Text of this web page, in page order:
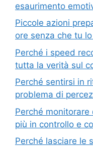
esaurimento
Piccole azioni
ore senza che tu
Perché i speed
tutta la verità sul
Perché sentirsi in
problema di
Perché
più in controllo e
Perché lasciare le